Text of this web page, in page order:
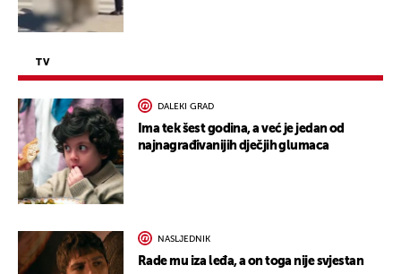
TV
DALEKI GRAD
Ima tek šest godina, a već je jedan od
najnagrađivanijih dječjih glumaca
NASLJEDNIK
Rade mu iza leđa, a on toga nije svjestan